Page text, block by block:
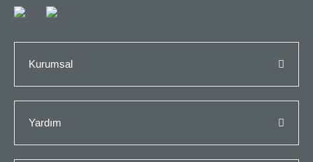
Kurumsal
Yardım